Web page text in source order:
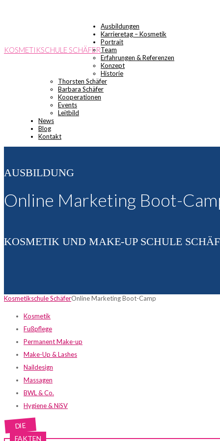
KOSMETIKSCHULE SCHÄFER
Ausbildungen
Karrieretag – Kosmetik
Portrait
Team
Erfahrungen & Referenzen
Konzept
Historie
Thorsten Schäfer
Barbara Schäfer
Kooperationen
Events
Leitbild
News
Blog
Kontakt
AUSBILDUNG
Online Marketing Boot-
KOSMETIK UND MAKE-UP SCHULE
Kosmetikschule SchäferOnline Marketing Boot-Camp
Kosmetik
Fußpflege
Permanent Make-up
Make-Up & Lashes
Naildesign
Massagen
BWL & Co.
Hygiene & NiSV
DIE
FAKTEN